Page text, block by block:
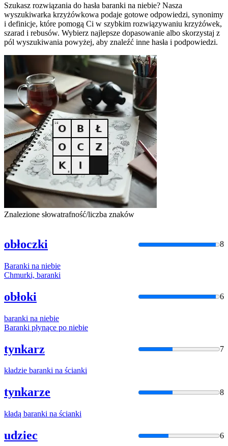
Szukasz rozwiązania do hasła baranki na niebie? Nasza
wyszukiwarka krzyżówkowa podaje gotowe odpowiedzi, synonimy
i definicje, które pomogą Ci w szybkim rozwiązywaniu krzyżówek,
szarad i rebusów. Wybierz najlepsze dopasowanie albo skorzystaj z
pól wyszukiwania powyżej, aby znaleźć inne hasła i podpowiedzi.
Znalezione słowatrafność/liczba znaków
obłoczki 8
Baranki na niebie
Chmurki, baranki
obłoki 6
baranki na niebie
Baranki płynące po niebie
tynkarz 7
kładzie baranki na ścianki
tynkarze 8
kładą baranki na ścianki
udziec 6